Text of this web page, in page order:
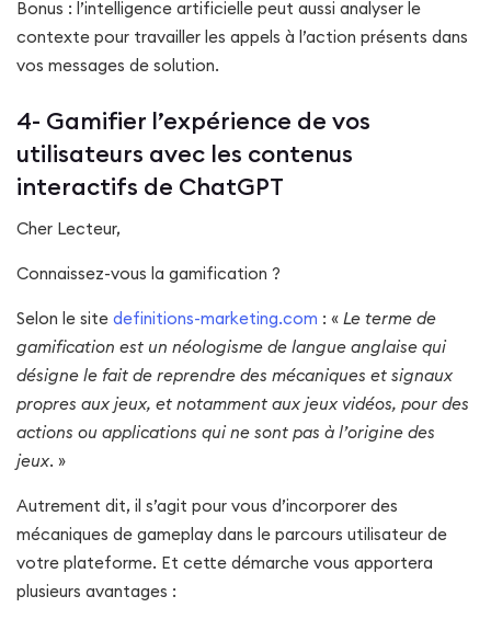
Bonus : l’intelligence artificielle peut aussi analyser le
contexte pour travailler les appels à l’action présents dans
vos messages de solution.
4- Gamifier l’expérience de vos
utilisateurs avec les contenus
interactifs de ChatGPT
Cher Lecteur,
Connaissez-vous la gamification ?
Selon le site definitions-marketing.com : « Le terme de
gamification est un néologisme de langue anglaise qui
désigne le fait de reprendre des mécaniques et signaux
propres aux jeux, et notamment aux jeux vidéos, pour des
actions ou applications qui ne sont pas à l’origine des
jeux. »
Autrement dit, il s’agit pour vous d’incorporer des
mécaniques de gameplay dans le parcours utilisateur de
votre plateforme. Et cette démarche vous apportera
plusieurs avantages :